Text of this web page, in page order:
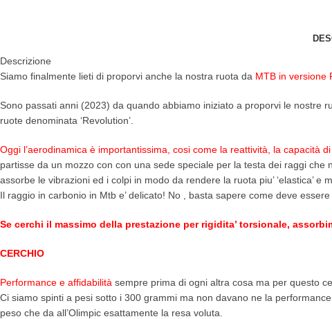
Descrizione
Siamo finalmente lieti di proporvi anche la nostra ruota da MTB in versione
Sono passati anni (2023) da quando abbiamo iniziato a proporvi le nostre
ruote denominata ‘Revolution’.
Oggi l’aerodinamica è importantissima, cosi come la reattività, la capacità
partisse da un mozzo con con una sede speciale per la testa dei raggi
assorbe le vibrazioni ed i colpi in modo da rendere la ruota piu’ ‘elastica’
Il raggio in carbonio in Mtb e’ delicato! No , basta sapere come deve
Se cerchi il massimo della prestazione per rigidita’ torsionale,
CERCHIO
Performance e affidabilità sempre prima di ogni altra cosa ma per questo
Ci siamo spinti a pesi sotto i 300 grammi ma non davano ne la
peso che da all’Olimpic esattamente la resa voluta.